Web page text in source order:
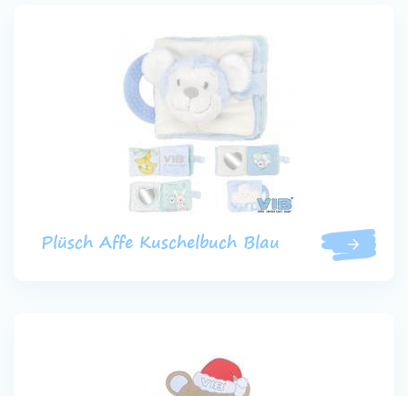
Plüsch Affe Kuschelbuch Blau